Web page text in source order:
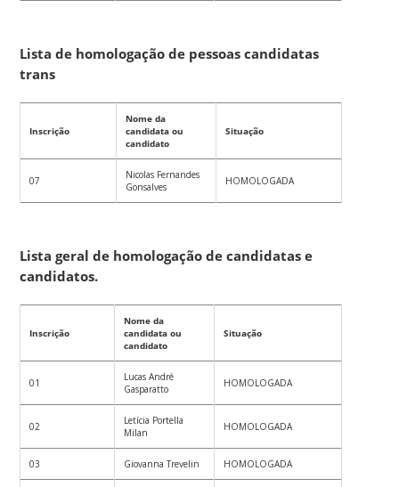
Lista de homologação de pessoas candidatas
trans
Inscrição
Nome da
candidata ou
candidato
Situação
07
Nicolas Fernandes
Gonsalves
HOMOLOGADA
Lista geral de homologação de candidatas e
candidatos.
Inscrição
Nome da
candidata ou
candidato
Situação
01
Lucas André
Gasparatto
HOMOLOGADA
02
Letícia Portella
Milan
HOMOLOGADA
03 Giovanna Trevelin HOMOLOGADA